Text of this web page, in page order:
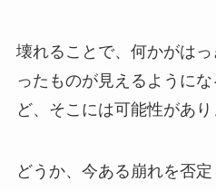
壊れることで、何かがは
ったものが見えるように
ど、そこには可能性があり
どうか、今ある崩れを否